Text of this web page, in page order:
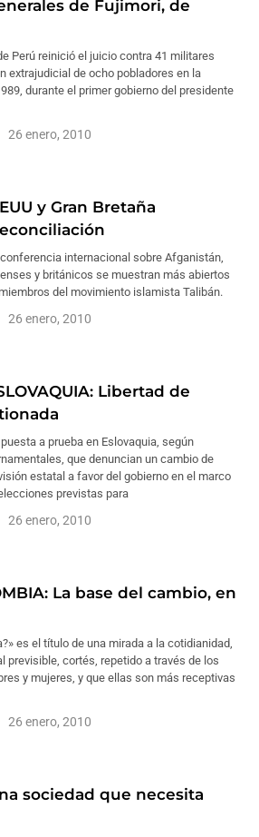
de Fujimori, de
Perú reinició el juicio contra 41 militares
extrajudicial de ocho pobladores en la
durante el primer gobierno del presidente
26 enero, 2010
y Gran Bretaña
internacional sobre Afganistán,
y británicos se muestran más abiertos
del movimiento islamista Talibán.
26 enero, 2010
Libertad de
a prueba en Eslovaquia, según
que denuncian un cambio de
estatal a favor del gobierno en el marco
previstas para
26 enero, 2010
La base del cambio, en
es el título de una mirada a la cotidianidad,
previsible, cortés, repetido a través de los
y mujeres, y que ellas son más receptivas
26 enero, 2010
sociedad que necesita